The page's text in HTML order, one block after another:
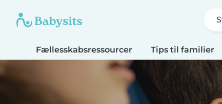
Fællesskabsressourcer Tips til familier